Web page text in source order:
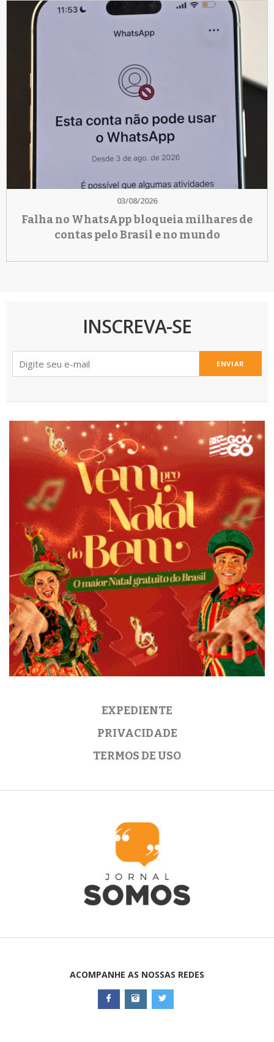
03/08/2026
Falha no WhatsApp bloqueia milhares de
contas pelo Brasil e no mundo
INSCREVA-SE
ENVIAR
EXPEDIENTE
PRIVACIDADE
TERMOS DE USO
ACOMPANHE AS NOSSAS REDES